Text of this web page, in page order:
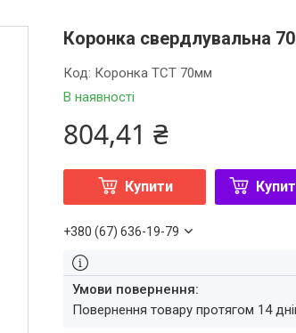
Коронка свердлувальна
В наявності
Код: Коронка ТСТ 70мм
804,41 ₴
Купити
+380 (67) 636-19-79
повернення товару протягом 14